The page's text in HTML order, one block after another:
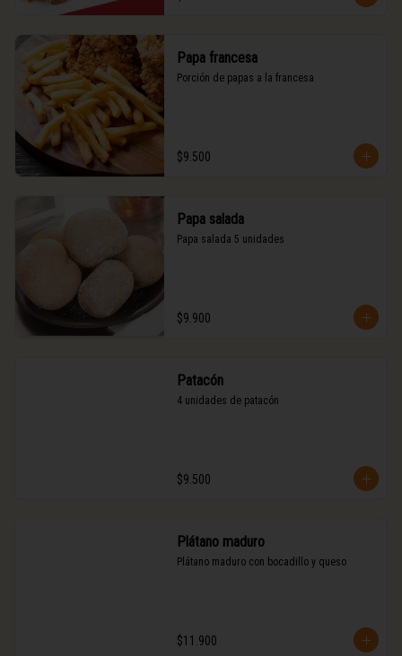
Papa francesa
Porción de papas a la francesa
$9.500
Papa salada
Papa salada 5 unidades
$9.900
Patacón
4 unidades de patacón
$9.500
Plátano maduro
Plátano maduro con bocadillo y queso
$11.900